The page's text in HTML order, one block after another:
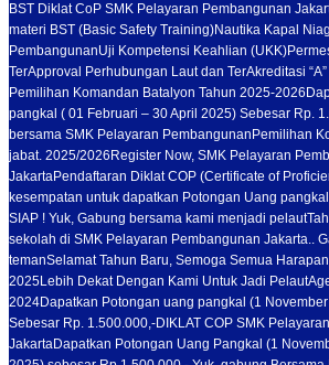
BST Diklat CoP SMK Pelayaran Pembangunan
materi BST (Basic Safety Training)Nautika Kapal
PembangunanUji Kompetensi Keahlian (UKK)
TerApproval Perhubungan Laut dan TerAkreditasi
Pemilihan Komandan Batalyon Tahun 2025-2026
pangkal ( 01 Februari – 30 April 2025) Sebesar Rp.
bersama SMK Pelayaran Pembangunan Pemilihan
jabat. 2025/2026 Register Now, SMK Pelayaran
JakartaPendaftaran Diklat COP (Certificate of
kesempatan untuk dapatkan Potongan Uang
SIAP ! Yuk, Gabung bersama kami menjadi pelaut
sekolah di SMK Pelayaran Pembangunan Jakarta..
temanSelamat Tahun Baru, Semoga Semua
2025Lebih Dekat Dengan Kami Untuk Jadi Pelaut
2024Dapatkan Potongan uang pangkal (1
Sebesar Rp. 1.500.000,-DIKLAT COP SMK
JakartaDapatkan Potongan Uang Pangkal (1